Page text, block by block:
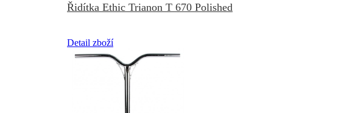
Řidítka Ethic Trianon T 670 Polished
Detail zboží